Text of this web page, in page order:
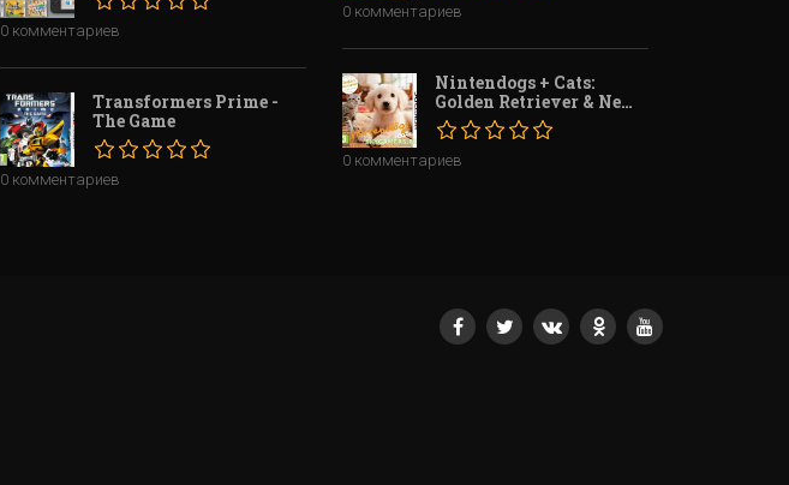
0 комментариев
Transformers Prime -
The Game
0 комментариев
0 комментариев
Nintendogs + Cats:
Golden Retriever & New
Friends
0 комментариев